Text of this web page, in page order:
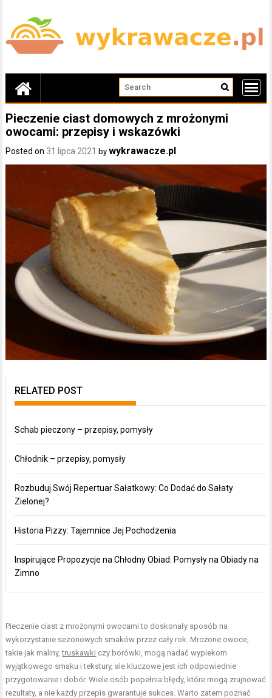
content
Pieczenie ciast domowych z mrożonymi
owocami: przepisy i wskazówki
Posted on 31 lipca 2021 bywykrawacze.pl
RELATED POST
Schab pieczony – przepisy, pomysły
Chłodnik – przepisy, pomysły
Rozbuduj Swój Repertuar Sałatkowy: Co Dodać do Sałaty
Zielonej?
Historia Pizzy: Tajemnice Jej Pochodzenia
Inspirujące Propozycje na Chłodny Obiad: Pomysły na Obiady na
Zimno
Pieczenie ciast z mrożonymi owocami to doskonały sposób na
wykorzystanie sezonowych smaków przez cały rok. Mrożone owoce,
takie jak maliny,truskawki czy borówki, mogą nadać wypiekom
wyjątkowego smaku i tekstury, ale kluczowe jest ich odpowiednie
przygotowanie i dobór. Wiele osób popełnia błędy, które mogą zrujnować
rezultaty, a nie każdy przepis gwarantuje sukces. Warto zatem poznać